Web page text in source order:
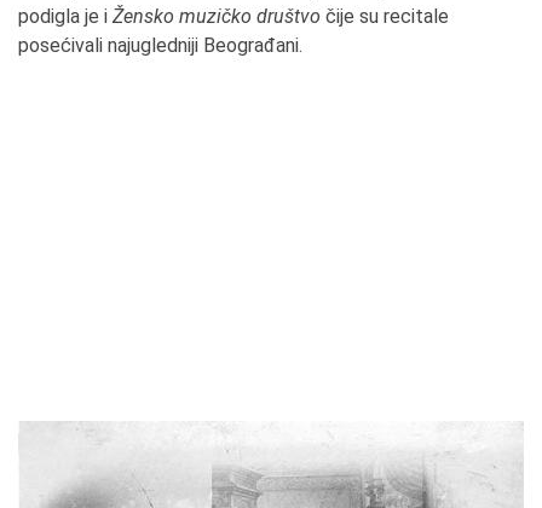
podigla je i Žensko muzičko društvo čije su recitale
posećivali najugledniji Beograđani.